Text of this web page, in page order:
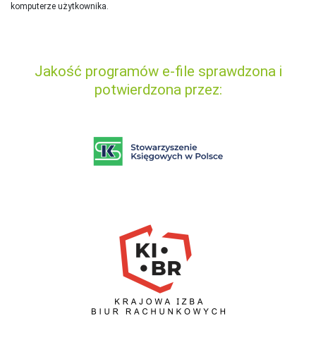
komputerze użytkownika.
Jakość programów e-file sprawdzona i
potwierdzona przez: